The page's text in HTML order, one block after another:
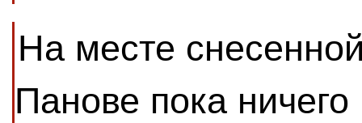
На месте
Панове пока ничего